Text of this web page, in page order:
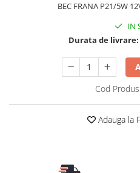
Accesorii Interior Auto
Tavite Portbagaj Dedicate
BEC FRANA P21/5W
IN
Durata de livrare:
Cod
Adauga la